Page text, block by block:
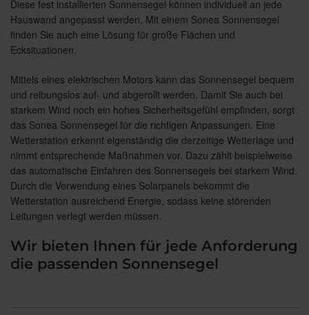
Diese fest installierten Sonnensegel können individuell an jede
Hauswand angepasst werden. Mit einem Sonea Sonnensegel
finden Sie auch eine Lösung für große Flächen und
Ecksituationen.
Mittels eines elektrischen Motors kann das Sonnensegel bequem
und reibungslos auf- und abgerollt werden. Damit Sie auch bei
starkem Wind noch ein hohes Sicherheitsgefühl empfinden, sorgt
das Sonea Sonnensegel für die richtigen Anpassungen. Eine
Wetterstation erkennt eigenständig die derzeitige Wetterlage und
nimmt entsprechende Maßnahmen vor. Dazu zählt beispielweise
das automatische Einfahren des Sonnensegels bei starkem Wind.
Durch die Verwendung eines Solarpanels bekommt die
Wetterstation ausreichend Energie, sodass keine störenden
Leitungen verlegt werden müssen.
Wir bieten Ihnen für jede Anforderung
die passenden Sonnensegel